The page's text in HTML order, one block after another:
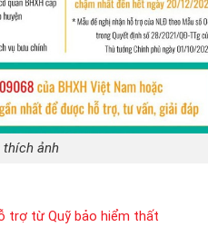
thích ảnh
trợ từ Quỹ bảo hiểm thất